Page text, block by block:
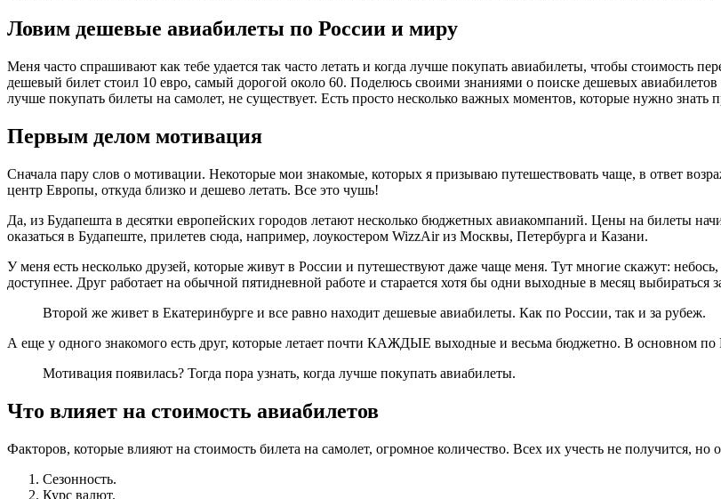
Ловим дешевые авиабилеты по России и миру
Меня часто спрашивают как тебе удается так часто летать и когда лучше покупать авиабилеты, чтобы стоимость
дешевый билет стоил 10 евро, самый дорогой около 60. Поделюсь своими знаниями о поиске дешевых авиабилетов
лучше покупать билеты на самолет, не существует. Есть просто несколько важных моментов, которые нужно знать
Первым делом мотивация
Сначала пару слов о мотивации. Некоторые мои знакомые, которых я призываю путешествовать чаще, в ответ
центр Европы, откуда близко и дешево летать. Все это чушь!
Да, из Будапешта в десятки европейских городов летают несколько бюджетных авиакомпаний. Цены на билеты
оказаться в Будапеште, прилетев сюда, например, лоукостером WizzAir из Москвы, Петербурга и Казани.
У меня есть несколько друзей, которые живут в России и путешествуют даже чаще меня. Тут многие скажут:
доступнее. Друг работает на обычной пятидневной работе и старается хотя бы одни выходные в месяц выбираться
Второй же живет в Екатеринбурге и все равно находит дешевые авиабилеты. Как по России, так и за рубеж.
А еще у одного знакомого есть друг, которые летает почти КАЖДЫЕ выходные и весьма бюджетно. В основном по
Мотивация появилась? Тогда пора узнать, когда лучше покупать авиабилеты.
Что влияет на стоимость авиабилетов
Факторов, которые влияют на стоимость билета на самолет, огромное количество. Всех их учесть не получится, но
Сезонность.
Курс валют.